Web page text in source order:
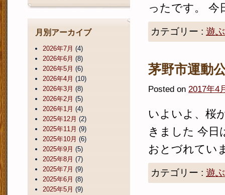
ったです。 今
カテゴリー : 遊ぶ
茅野市運動
Posted on 2017年4
いよいよ、桜
きました 今日
おとづれて
カテゴリー : 遊ぶ
月別アーカイブ
2026年7月 (4)
2026年6月 (8)
2026年5月 (6)
2026年4月 (10)
2026年3月 (8)
2026年2月 (5)
2026年1月 (4)
2025年12月 (2)
2025年11月 (9)
2025年10月 (6)
2025年9月 (5)
2025年8月 (7)
2025年7月 (9)
2025年6月 (8)
2025年5月 (9)